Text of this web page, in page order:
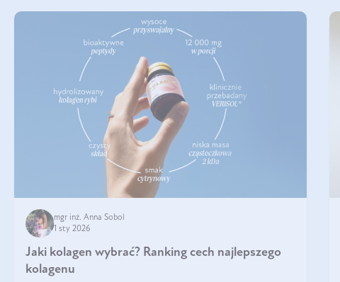
mgr inż. Anna Sobol
1 sty 2026
Jaki kolagen wybrać? Ranking cech najlepszego
kolagenu